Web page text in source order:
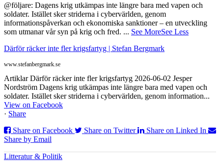
@följare: Dagens krig utkämpas inte längre bara med vapen och
soldater. Istället sker striderna i cybervärlden, genom
informationspåverkan och ekonomiska sanktioner – en utveckling
som utmanar vår syn på krig och fred. ... See MoreSee Less
Därför räcker inte fler krigsfartyg | Stefan Bergmark
www.stefanbergmark.se
Artiklar Därför räcker inte fler krigsfartyg 2026-06-02 Jesper
Nordström Dagens krig utkämpas inte längre bara med vapen och
soldater. Istället sker striderna i cybervärlden, genom information...
View on Facebook
· Share
Share on Facebook
Share on Twitter
Share on Linked In
Share by Email
Litteratur & Politik